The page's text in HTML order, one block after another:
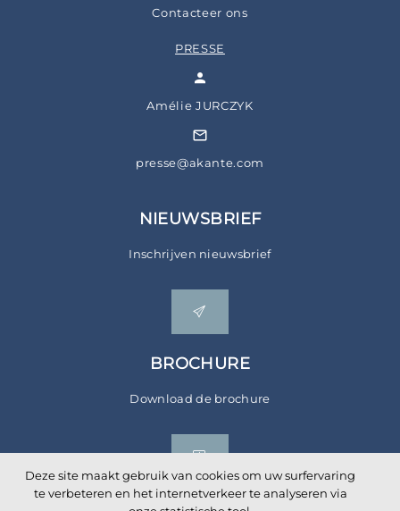
Contacteer ons
PRESSE
Amélie JURCZYK
presse@akante.com
NIEUWSBRIEF
Inschrijven nieuwsbrief
BROCHURE
Download de brochure
Deze site maakt gebruik van cookies om uw surfervaring
te verbeteren en het internetverkeer te analyseren via